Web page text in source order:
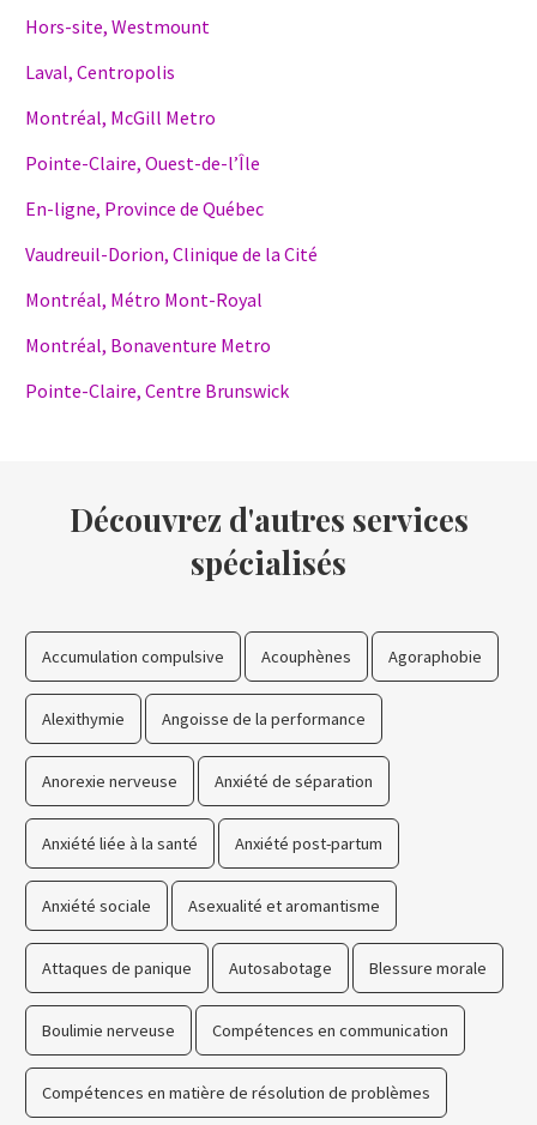
Hors-site, Westmount
Laval, Centropolis
Montréal, McGill Metro
Pointe-Claire, Ouest-de-l’Île
En-ligne, Province de Québec
Vaudreuil-Dorion, Clinique de la Cité
Montréal, Métro Mont-Royal
Montréal, Bonaventure Metro
Pointe-Claire, Centre Brunswick
Découvrez d'autres services
spécialisés
Accumulation compulsive Acouphènes Agoraphobie
Alexithymie Angoisse de la performance
Anorexie nerveuse Anxiété de séparation
Anxiété liée à la santé Anxiété post-partum
Anxiété sociale Asexualité et aromantisme
Attaques de panique Autosabotage Blessure morale
Boulimie nerveuse Compétences en communication
Compétences en matière de résolution de problèmes